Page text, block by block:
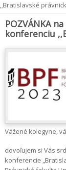
,,Bratislavské
POZVÁNKA
konferenciu
Vážené kolegyne,
dovoľujem si Vás
konferencie